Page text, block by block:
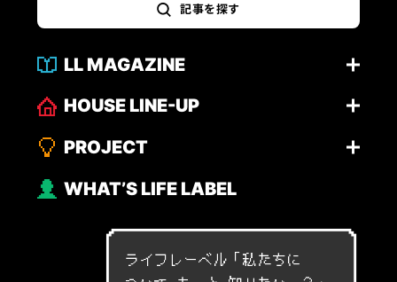
記事を探す
LL MAGAZINE
HOUSE LINE-UP
PROJECT
WHAT’S LIFE LABEL
ライフレーベル「私 たちに